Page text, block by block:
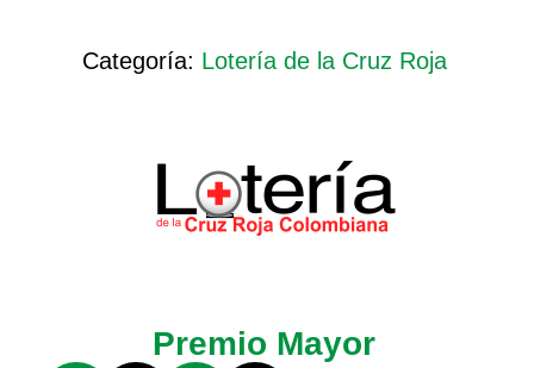
Categoría: Lotería de la Cruz Roja
Premio Mayor